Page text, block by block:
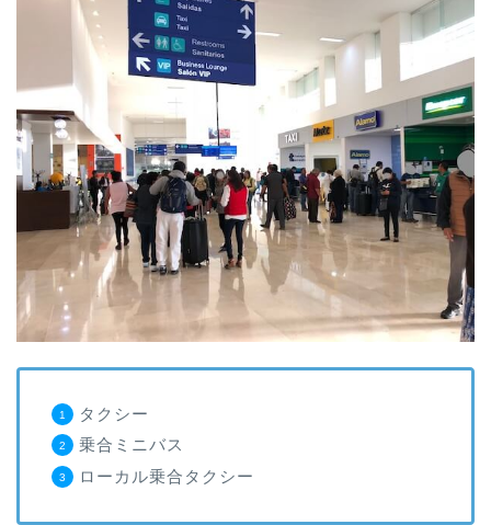
タクシー
乗合ミニバス
ローカル乗合タクシー